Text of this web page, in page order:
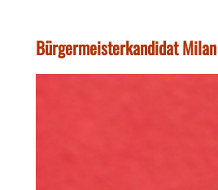
Bürgermeisterkandidat